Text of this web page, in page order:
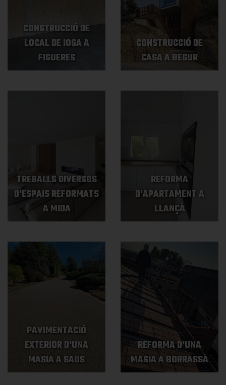
CONSTRUCCIÓ DE
LOCAL DE IOGA A
FIGUERES
CONSTRUCCIÓ DE
CASA A BEGUR
TREBALLS DIVERSOS
D'ESPAIS REFORMATS
A MIDA
REFORMA
D'APARTAMENT A
LLANÇÀ
PAVIMENTACIÓ
EXTERIOR D'UNA
MASIA A SAUS
REFORMA D'UNA
MASIA A BORRASSÀ